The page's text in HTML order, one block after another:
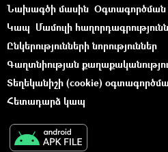
Նախագծի մասին Օգտագործման
Կապ Մամուլի
Ընկերությունների նորություններ
Գաղտնիության
Տեղեկանիշի (cookie)
Հետադարձ կապ